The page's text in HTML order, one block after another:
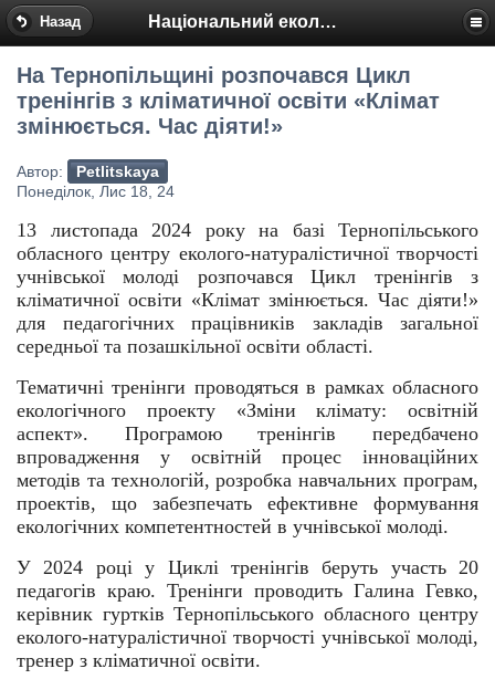
Назад Національний еколого-натуралістичний центр
На Тернопільщині розпочався Цикл
тренінгів з кліматичної освіти «Клімат
змінюється. Час діяти!»
Автор:
Petlitskaya
Понеділок, Лис 18, 24
13 листопада 2024 року на базі Тернопільського
обласного центру еколого-натуралістичної творчості
учнівської молоді розпочався Цикл тренінгів з
кліматичної освіти «Клімат змінюється. Час діяти!»
для педагогічних працівників закладів загальної
середньої та позашкільної освіти області.
Тематичні тренінги проводяться в рамках обласного
екологічного проекту «Зміни клімату: освітній
аспект». Програмою тренінгів передбачено
впровадження у освітній процес інноваційних
методів та технологій, розробка навчальних програм,
проектів, що забезпечать ефективне формування
екологічних компетентностей в учнівської молоді.
У 2024 році у Циклі тренінгів беруть участь 20
педагогів краю. Тренінги проводить Галина Гевко,
керівник гуртків Тернопільського обласного центру
еколого-натуралістичної творчості учнівської молоді,
тренер з кліматичної освіти.